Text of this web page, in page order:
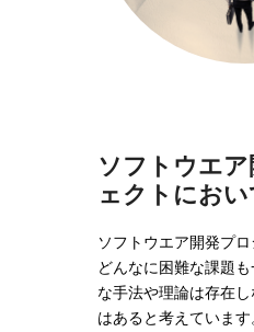
ソフトウエ
ェクトにおい
ソフトウエア開発プロ
どんなに困難な課題
な手法や理論は存在
はあると考えています